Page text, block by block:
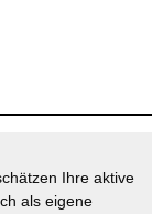
Ihre aktive
als eigene